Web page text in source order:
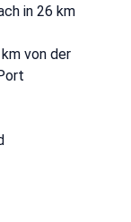
in 26 km
von der